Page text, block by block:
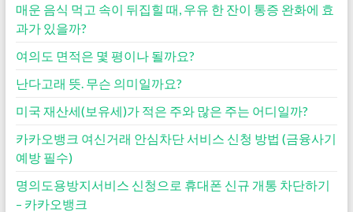
매운 음식 먹고 속이 뒤집힐 때, 우유 한 잔이 통증 완화에 효
과가 있을까?
여의도 면적은 몇 평이나 될까요?
난다고래 뜻. 무슨 의미일까요?
미국 재산세(보유세)가 적은 주와 많은 주는 어디일까?
카카오뱅크 여신거래 안심차단 서비스 신청 방법 (금융사기
예방 필수)
명의도용방지서비스 신청으로 휴대폰 신규 개통 차단하기
– 카카오뱅크